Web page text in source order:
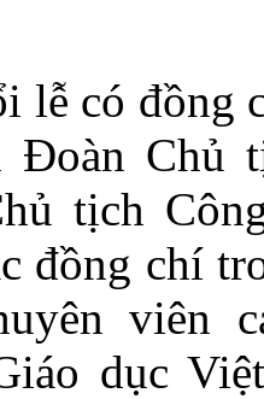
lễ có đồng
Đoàn Chủ
tịch
đồng chí
viên
dục